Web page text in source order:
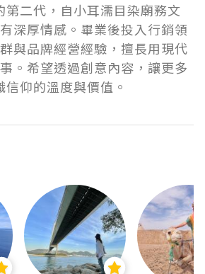
第二代，自小耳濡目染廟務文
深厚情感。畢業後投入行銷領
與品牌經營經驗，擅長用現代
。希望透過創意內容，讓更多
信仰的溫度與價值。